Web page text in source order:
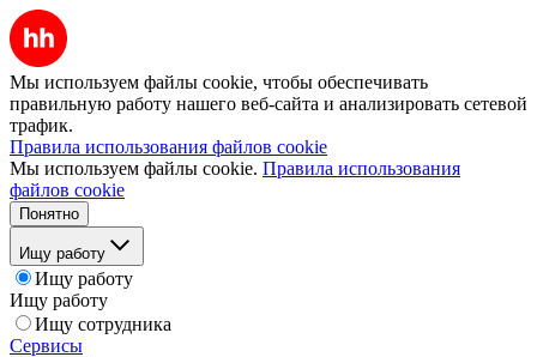
Мы используем файлы cookie, чтобы обеспечивать
правильную работу нашего веб-сайта и анализировать сетевой
трафик.
Правила использования файлов cookie
Мы используем файлы cookie. Правила использования
файлов cookie
Понятно
Ищу работу
Ищу работу
Ищу работу
Ищу сотрудника
Сервисы